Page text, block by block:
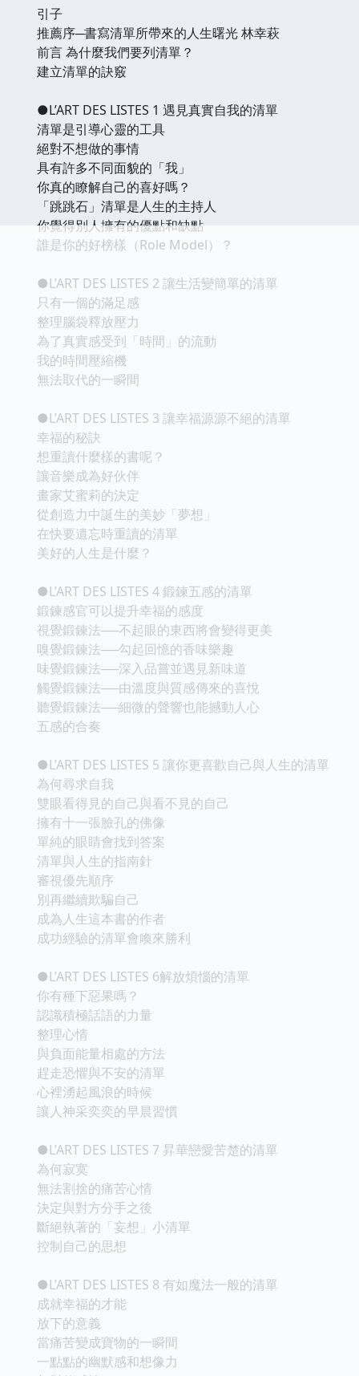
引子
推薦序─書寫清單所帶來的人生曙光 林幸萩
前言 為什麼我們要列清單？
建立清單的訣竅
●L’ART DES LISTES 1 遇見真實自我的清單
清單是引導心靈的工具
絕對不想做的事情
具有許多不同面貌的「我」
你真的瞭解自己的喜好嗎？
「跳跳石」清單是人生的主持人
你覺得別人擁有的優點和缺點
誰是你的好榜樣（Role Model）？
●L’ART DES LISTES 2 讓生活變簡單的清單
只有一個的滿足感
整理腦袋釋放壓力
為了真實感受到「時間」的流動
我的時間壓縮機
無法取代的一瞬間
●L’ART DES LISTES 3 讓幸福源源不絕的清單
幸福的秘訣
想重讀什麼樣的書呢？
讓音樂成為好伙伴
畫家艾蜜莉的決定
從創造力中誕生的美妙「夢想」
在快要遺忘時重讀的清單
美好的人生是什麼？
●L’ART DES LISTES 4 鍛鍊五感的清單
鍛鍊感官可以提升幸福的感度
視覺鍛鍊法──不起眼的東西將會變得更美
嗅覺鍛鍊法──勾起回憶的香味樂趣
味覺鍛鍊法──深入品嘗並遇見新味道
觸覺鍛鍊法──由溫度與質感傳來的喜悅
聽覺鍛鍊法──細微的聲響也能撼動人心
五感的合奏
●L’ART DES LISTES 5 讓你更喜歡自己與人生的清單
為何尋求自我
雙眼看得見的自己與看不見的自己
擁有十一張臉孔的佛像
單純的眼睛會找到答案
清單與人生的指南針
審視優先順序
別再繼續欺騙自己
成為人生這本書的作者
成功經驗的清單會喚來勝利
●L’ART DES LISTES 6解放煩惱的清單
你有種下惡果嗎？
認識積極話語的力量
整理心情
與負面能量相處的方法
趕走恐懼與不安的清單
心裡湧起風浪的時候
讓人神采奕奕的早晨習慣
●L’ART DES LISTES 7 昇華戀愛苦楚的清單
為何寂寞
無法割捨的痛苦心情
決定與對方分手之後
斷絕執著的「妄想」小清單
控制自己的思想
●L’ART DES LISTES 8 有如魔法一般的清單
成就幸福的才能
放下的意義
當痛苦變成寶物的一瞬間
一點點的幽默感和想像力